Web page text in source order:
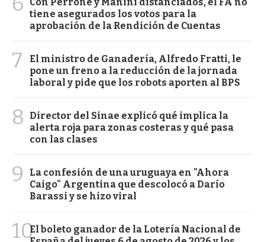
tiene asegurados los votos para la
aprobación de la Rendición de Cuentas
7
El ministro de Ganadería, Alfredo Fratti, le
pone un freno a la reducción de la jornada
laboral y pide que los robots aporten al BPS
8
Director del Sinae explicó qué implica la
alerta roja para zonas costeras y qué pasa
con las clases
9
La confesión de una uruguaya en "Ahora
Caigo" Argentina que descolocó a Darío
Barassi y se hizo viral
10El boleto ganador de la Lotería Nacional de